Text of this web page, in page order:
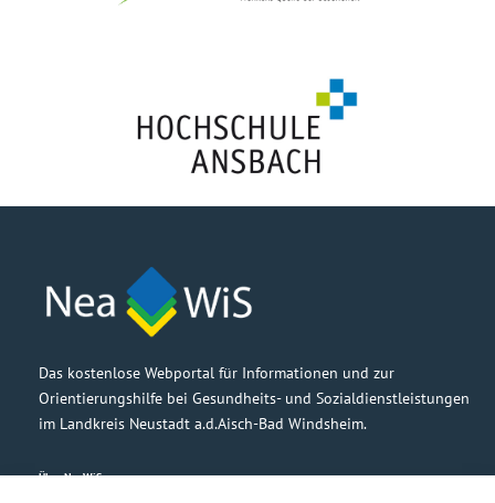
Das kostenlose Webportal für Informationen und zur
Orientierungshilfe bei Gesundheits- und Sozialdienstleistungen
im Landkreis Neustadt a.d.Aisch-Bad Windsheim.
Über NeaWiS